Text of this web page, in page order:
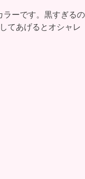
ラーです。黒すぎるの
てあげるとオシャレ